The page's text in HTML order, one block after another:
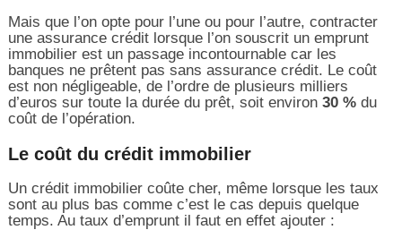
Mais que l’on opte pour l’une ou pour l’autre, contracter
une assurance crédit lorsque l’on souscrit un emprunt
immobilier est un passage incontournable car les
banques ne prêtent pas sans assurance crédit. Le coût
est non négligeable, de l’ordre de plusieurs milliers
d’euros sur toute la durée du prêt, soit environ 30 %du
coût de l’opération.
Le coût du crédit immobilier
Un crédit immobilier coûte cher, même lorsque les taux
sont au plus bas comme c’est le cas depuis quelque
temps. Au taux d’emprunt il faut en effet ajouter :